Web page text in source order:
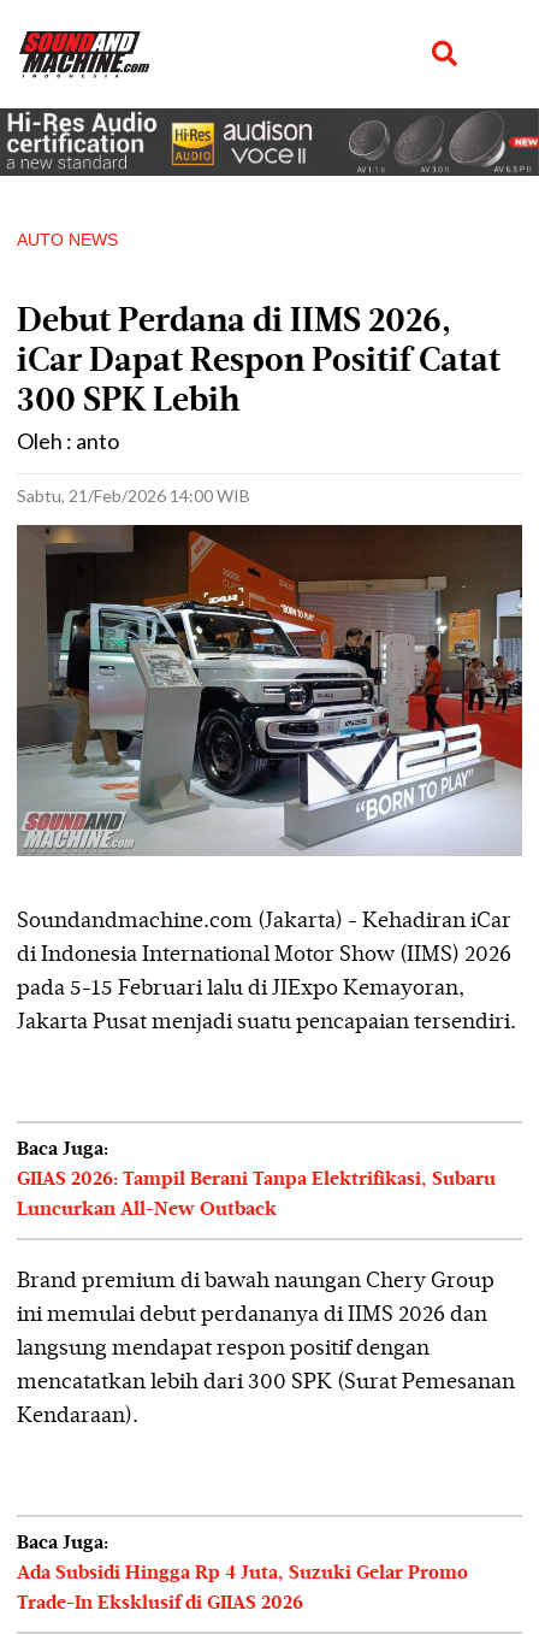
AUTO NEWS
Debut Perdana di IIMS 2026,
iCar Dapat Respon Positif Catat
300 SPK Lebih
Oleh : anto
Sabtu, 21/Feb/2026 14:00 WIB
Soundandmachine.com (Jakarta) - Kehadiran iCar
di Indonesia International Motor Show (IIMS) 2026
pada 5-15 Februari lalu di JIExpo Kemayoran,
Jakarta Pusat menjadi suatu pencapaian tersendiri.
Baca Juga:
GIIAS 2026: Tampil Berani Tanpa Elektrifikasi, Subaru
Luncurkan All-New Outback
Brand premium di bawah naungan Chery Group
ini memulai debut perdananya di IIMS 2026 dan
langsung mendapat respon positif dengan
mencatatkan lebih dari 300 SPK (Surat Pemesanan
Kendaraan).
Baca Juga:
Ada Subsidi Hingga Rp 4 Juta, Suzuki Gelar Promo
Trade-In Eksklusif di GIIAS 2026